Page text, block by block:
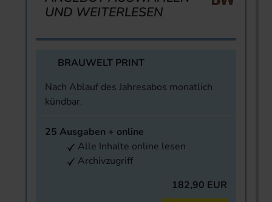
UND WEITERLESEN
BRAUWELT PRINT
Nach Ablauf des Jahresabos monatlich
kündbar.
25 Ausgaben + online
Alle Inhalte online lesen
Archivzugriff
182,90 EUR